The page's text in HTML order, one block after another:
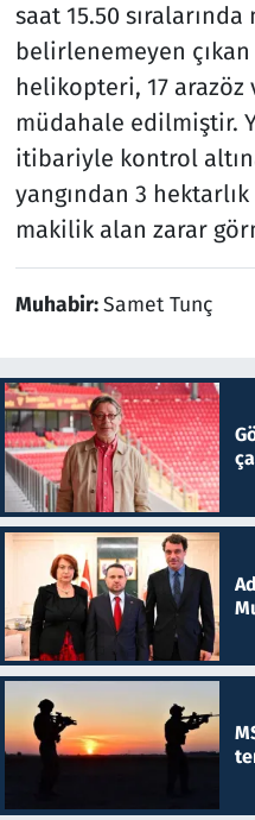
saat 15.50
belirlenemeyen
helikopteri, 17
müdahale edilmiştir.
itibariyle kontrol
yangından 3
makilik alan zarar
Muhabir:Samet Tunç